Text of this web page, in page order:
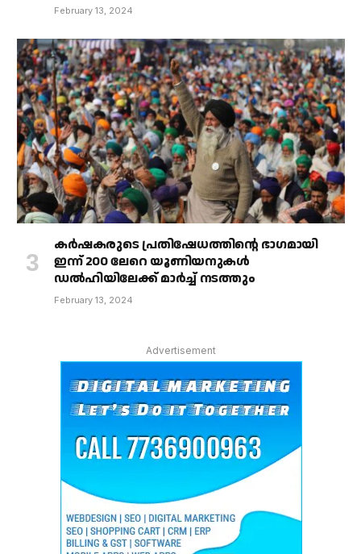
February 13, 2024
കർഷകരുടെ പ്രതിഷേധത്തിൻ്റെ ഭാഗമായി
ഇന്ന് 200 ലേറെ യൂണിയനുകൾ
ഡൽഹിയിലേക്ക് മാർച്ച് നടത്തും
February 13, 2024
Advertisement